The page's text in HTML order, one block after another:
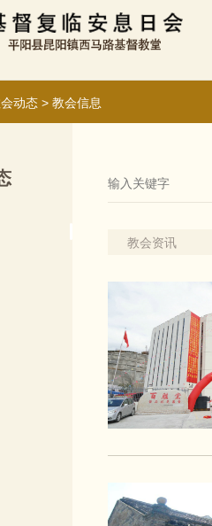
动态> 教会信息
教会资讯